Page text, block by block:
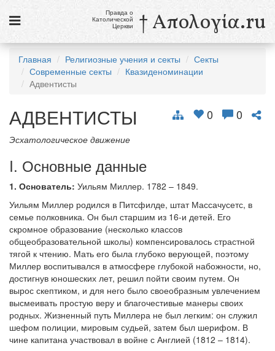
Новости
Галерея
Ссылки
9 августа
Св. Тереза Бенедикта Креста, дева и мученица
см. календарь
Обратная связь
mail@apologia.ru
Отправить сообщение
Правда о
Католической
Церкви † Απολογία.ru
Главная Религиозные учения и секты
Секты
Современные секты
Квазиденоминации
Адвентисты
0 0
АДВЕНТИСТЫ
Эсхатологическое движение
I. Основные данные
1. Основатель: Уильям Миллер. 1782 – 1849.
Уильям Миллер родился в Питсфилде, штат Массачусетс, в
семье полковника. Он был старшим из 16-и детей. Его
скромное образование (несколько классов
общеобразовательной школы) компенсировалось страстной
тягой к чтению. Мать его была глубоко верующей, поэтому
Миллер воспитывался в атмосфере глубокой набожности, но,
достигнув юношеских лет, решил пойти своим путем. Он
вырос скептиком, и для него было своеобразным увлечением
высмеивать простую веру и благочестивые манеры своих
родных. Жизненный путь Миллера не был легким: он служил
шефом полиции, мировым судьей, затем был шерифом. В
чине капитана участвовал в войне с Англией (1812 – 1814).